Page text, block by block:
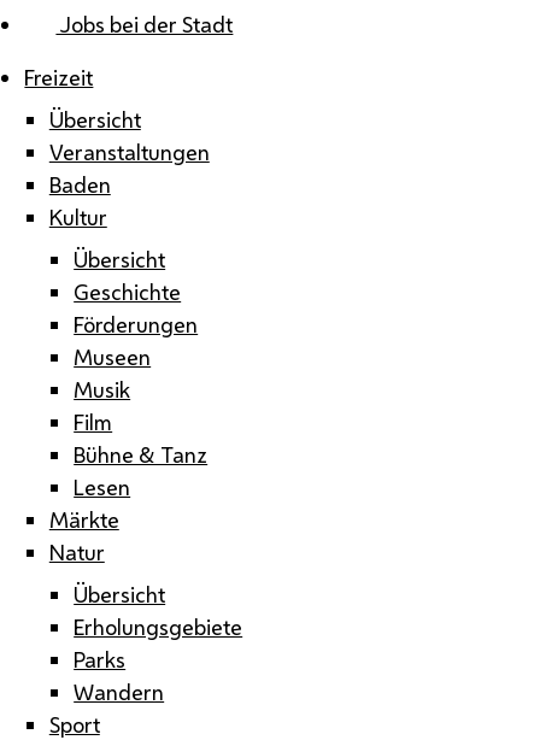
Jobs bei der Stadt
Freizeit
Übersicht
Veranstaltungen
Baden
Kultur
Übersicht
Geschichte
Förderungen
Museen
Musik
Film
Bühne & Tanz
Lesen
Märkte
Natur
Übersicht
Erholungsgebiete
Parks
Wandern
Sport